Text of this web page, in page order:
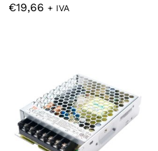
€19,66 + IVA